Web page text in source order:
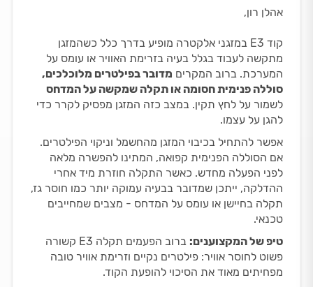
אהלן רון,
קוד E3 במזגני אלקטרה מופיע בדרך כלל כשהמזגן
מתקשה לעבוד בגלל בעיה בזרימת האוויר או עומס על
המערכת. ברוב המקרים מדובר בפילטרים מלוכלכים,
סוללה פנימית חסומה או תקלה שמקשה על המדחס
לשמור על לחץ תקין. במצב כזה המזגן מפסיק לקרר כדי
להגן על עצמו.
אפשר להתחיל בכיבוי המזגן מהחשמל וניקוי הפילטרים.
אם הסוללה הפנימית קפואה, המתינו להפשרה מלאה
לפני הפעלה מחדש. כאשר התקלה חוזרת מיד אחרי
ההדלקה, ייתכן שמדובר בבעיה עמוקה יותר כמו חוסר גז,
תקלה בחיישן או עומס על המדחס - מצבים שמחייבים
טכנאי.
טיפ של המקצוענים:
ברוב הפעמים תקלה E3 קשורה
פשוט לחוסר אוויר: פילטרים נקיים וזרימת אוויר טובה
מפחיתים מאוד את הסיכוי להופעת הקוד.